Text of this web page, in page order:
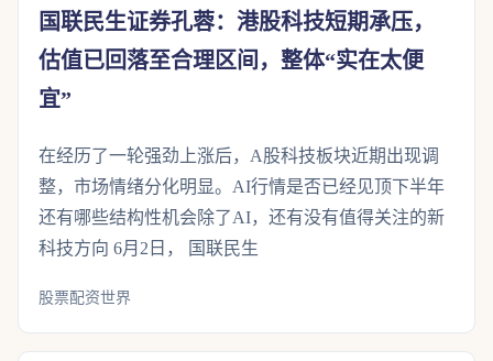
国联民生证券孔蓉：港股科技短期承压，
估值已回落至合理区间，整体“实在太便
宜”
在经历了一轮强劲上涨后，A股科技板块近期出现调
整，市场情绪分化明显。AI行情是否已经见顶下半年
还有哪些结构性机会除了AI，还有没有值得关注的新
科技方向 6月2日， 国联民生
股票配资世界